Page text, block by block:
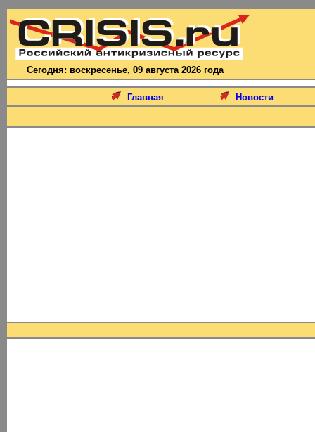
Сегодня: воскресенье, 09 августа 2026 года
Главная Новости